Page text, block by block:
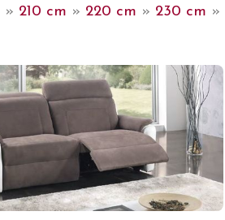
» 210 cm » 220 cm » 230 cm »